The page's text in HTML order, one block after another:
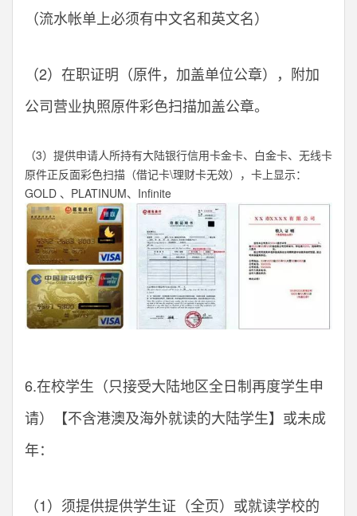
（流水帐单上必须有中文名和英文名）
（2）在职证明（原件，加盖单位公章），附加
公司营业执照原件彩色扫描加盖公章。
（3）提供申请人所持有大陆银行信用卡金卡、白金卡、无线卡
原件正反面彩色扫描（借记卡\理财卡无效），卡上显示：
GOLD 、PLATINUM、Infinite
6.在校学生（只接受大陆地区全日制再度学生申
请）【不含港澳及海外就读的大陆学生】或未成
年：
（1）须提供提供学生证（全页）或就读学校的